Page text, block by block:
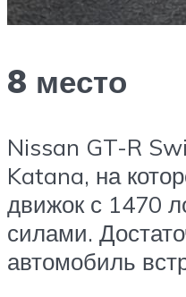
8 место
Nissan GT-R
Katana, на
движок с 1470
силами.
автомобиль